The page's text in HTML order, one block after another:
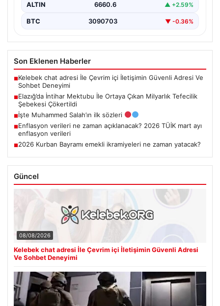
ALTIN 6660.6 ▲ +2.59%
BTC 3090703 ▼ -0.36%
Son Eklenen Haberler
■Kelebek chat adresi İle Çevrim içi İletişimin Güvenli Adresi Ve
Sohbet Deneyimi
■Elazığ’da İntihar Mektubu İle Ortaya Çıkan Milyarlık Tefecilik
Şebekesi Çökertildi
■İşte Muhammed Salah’ın ilk sözleri
■Enflasyon verileri ne zaman açıklanacak? 2026 TÜİK mart ayı
enflasyon verileri
■2026 Kurban Bayramı emekli ikramiyeleri ne zaman yatacak?
Güncel
08/08/2026
Kelebek chat adresi İle Çevrim içi İletişimin Güvenli Adresi
Ve Sohbet Deneyimi